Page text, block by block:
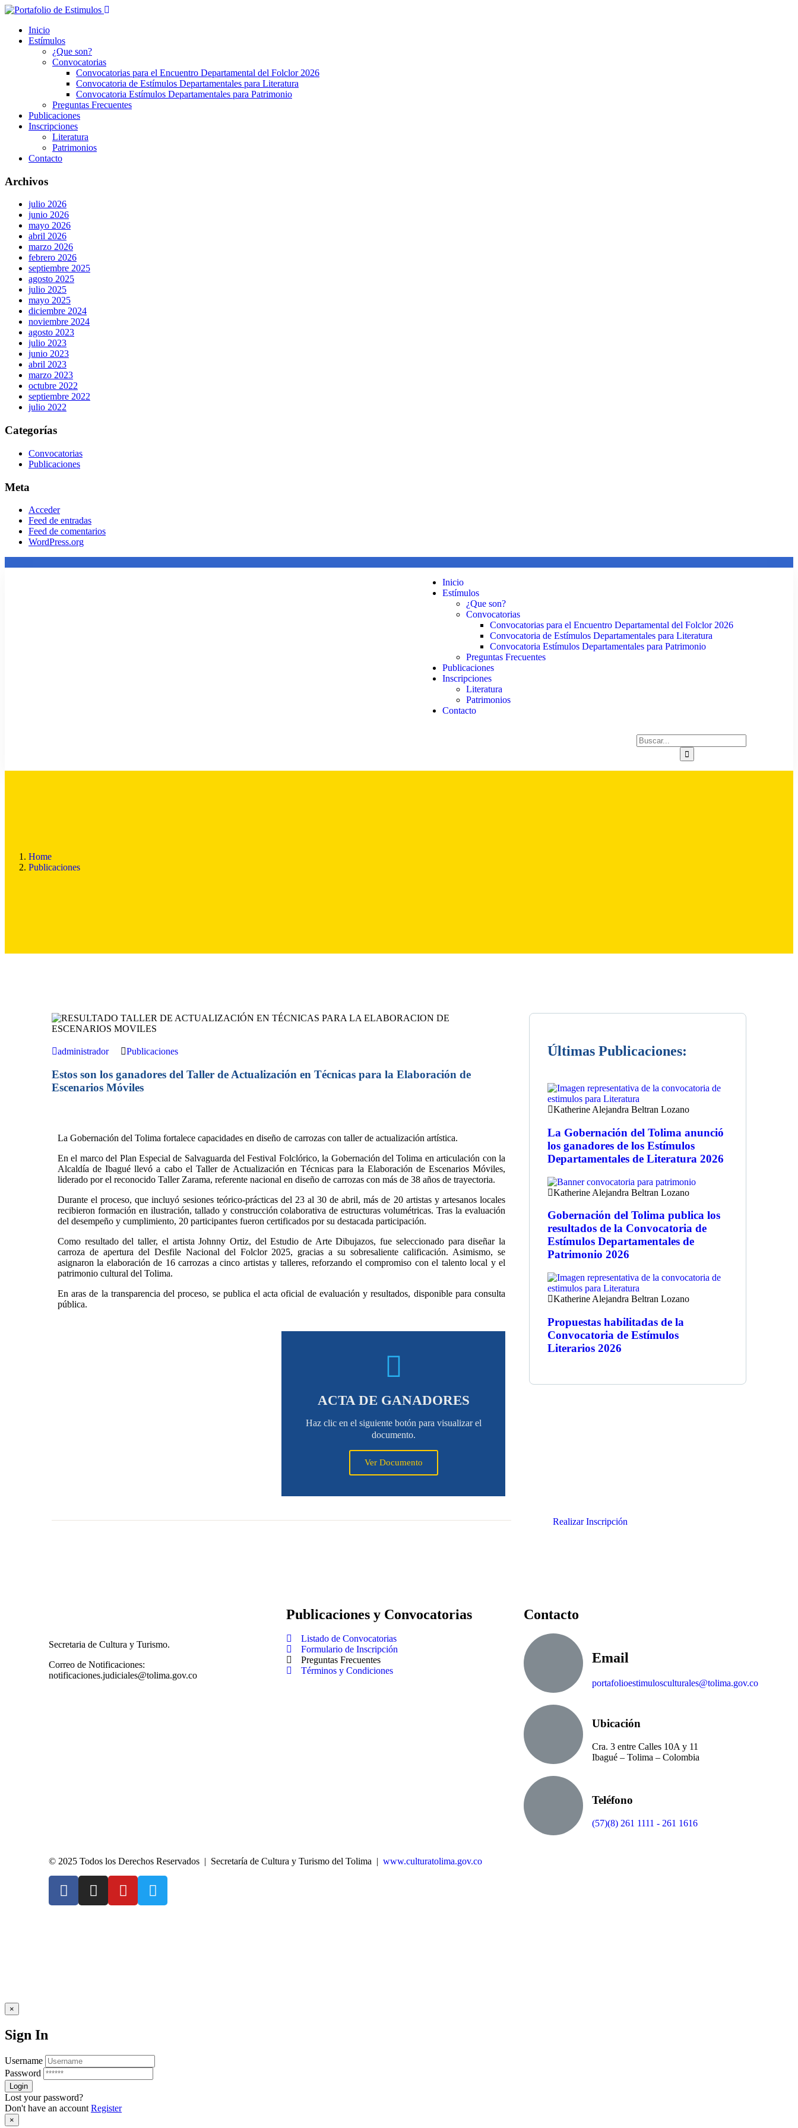
Inicio
Estímulos
¿Que son?
Convocatorias
Convocatorias para el Encuentro Departamental del Folclor 2026
Convocatoria de Estímulos Departamentales para Literatura
Convocatoria Estímulos Departamentales para Patrimonio
Preguntas Frecuentes
Publicaciones
Inscripciones
Literatura
Patrimonios
Contacto
Archivos
julio 2026
junio 2026
mayo 2026
abril 2026
marzo 2026
febrero 2026
septiembre 2025
agosto 2025
julio 2025
mayo 2025
diciembre 2024
noviembre 2024
agosto 2023
julio 2023
junio 2023
abril 2023
marzo 2023
octubre 2022
septiembre 2022
julio 2022
Categorías
Convocatorias
Publicaciones
Meta
Acceder
Feed de entradas
Feed de comentarios
WordPress.org
Inicio
Estímulos
¿Que son?
Convocatorias
Convocatorias para el Encuentro Departamental del Folclor 2026
Convocatoria de Estímulos Departamentales para Literatura
Convocatoria Estímulos Departamentales para Patrimonio
Preguntas Frecuentes
Publicaciones
Inscripciones
Literatura
Patrimonios
Contacto
Home
Publicaciones
administrador Publicaciones
Estos son los ganadores del Taller de Actualización en Técnicas para la Elaboración de
Escenarios Móviles
La Gobernación del Tolima fortalece capacidades en diseño de carrozas con taller de actualización artística.
En el marco del Plan Especial de Salvaguarda del Festival Folclórico, la Gobernación del Tolima en articulación con la
Alcaldía de Ibagué llevó a cabo el Taller de Actualización en Técnicas para la Elaboración de Escenarios Móviles,
liderado por el reconocido Taller Zarama, referente nacional en diseño de carrozas con más de 38 años de trayectoria.
Durante el proceso, que incluyó sesiones teórico-prácticas del 23 al 30 de abril, más de 20 artistas y artesanos locales
recibieron formación en ilustración, tallado y construcción colaborativa de estructuras volumétricas. Tras la evaluación
del desempeño y cumplimiento, 20 participantes fueron certificados por su destacada participación.
Como resultado del taller, el artista Johnny Ortiz, del Estudio de Arte Dibujazos, fue seleccionado para diseñar la
carroza de apertura del Desfile Nacional del Folclor 2025, gracias a su sobresaliente calificación. Asimismo, se
asignaron la elaboración de 16 carrozas a cinco artistas y talleres, reforzando el compromiso con el talento local y el
patrimonio cultural del Tolima.
En aras de la transparencia del proceso, se publica el acta oficial de evaluación y resultados, disponible para consulta
pública.
ACTA DE GANADORES
Haz clic en el siguiente botón para visualizar el
documento.
Ver Documento
Últimas Publicaciones:
Katherine Alejandra Beltran Lozano
La Gobernación del Tolima anunció
los ganadores de los Estímulos
Departamentales de Literatura 2026
Katherine Alejandra Beltran Lozano
Gobernación del Tolima publica los
resultados de la Convocatoria de
Estímulos Departamentales de
Patrimonio 2026
Katherine Alejandra Beltran Lozano
Propuestas habilitadas de la
Convocatoria de Estímulos
Literarios 2026
Realizar Inscripción
Secretaria de Cultura y Turismo.
Correo de Notificaciones:
notificaciones.judiciales@tolima.gov.co
Publicaciones y Convocatorias
Listado de Convocatorias
Formulario de Inscripción
Preguntas Frecuentes
Términos y Condiciones
Contacto
Email
portafolioestimulosculturales@tolima.gov.co
Ubicación
Cra. 3 entre Calles 10A y 11
Ibagué – Tolima – Colombia
Teléfono
(57)(8) 261 1111 - 261 1616
© 2025 Todos los Derechos Reservados | Secretaría de Cultura y Turismo del Tolima | www.culturatolima.gov.co
×
Sign In
Username
Password
Lost your password?
Don't have an account Register
×